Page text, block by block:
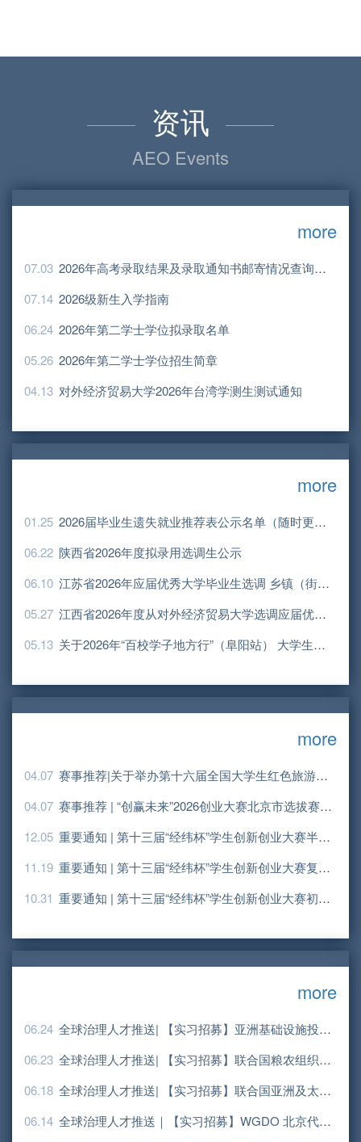
资讯
AEO Events
more
07.03 2026年高考录取结果及录取通知书邮寄情况查询（不断更新中）
07.14 2026级新生入学指南
06.24 2026年第二学士学位拟录取名单
05.26 2026年第二学士学位招生简章
04.13 对外经济贸易大学2026年台湾学测生测试通知
more
01.25 2026届毕业生遗失就业推荐表公示名单（随时更新）
06.22 陕西省2026年度拟录用选调生公示
06.10 江苏省2026年应届优秀大学毕业生选调 乡镇（街道）职位入围递补人选公示
05.27 江西省2026年度从对外经济贸易大学选调应届优秀大学毕业生拟录用人员公示公告
05.13 关于2026年“百校学子地方行”（阜阳站） 大学生专场招聘活动的通知
more
04.07 赛事推荐|关于举办第十六届全国大学生红色旅游创意策划大赛的通知
04.07 赛事推荐 | “创赢未来”2026创业大赛北京市选拔赛暨第九届“创业北京”创业大赛朝阳区选拔赛正式启动
12.05 重要通知 | 第十三届“经纬杯”学生创新创业大赛半决赛结果公示
11.19 重要通知 | 第十三届“经纬杯”学生创新创业大赛复赛结果公示暨半决赛通知
10.31 重要通知 | 第十三届“经纬杯”学生创新创业大赛初赛结果公示暨复赛通知
more
06.24 全球治理人才推送| 【实习招募】亚洲基础设施投资银行招募实习生
06.23 全球治理人才推送| 【实习招募】联合国粮农组织总部招募实习生
06.18 全球治理人才推送| 【实习招募】联合国亚洲及太平洋经济社会委员会招募项目管理实习生
06.14 全球治理人才推送｜【实习招募】WGDO 北京代表处招募实习生